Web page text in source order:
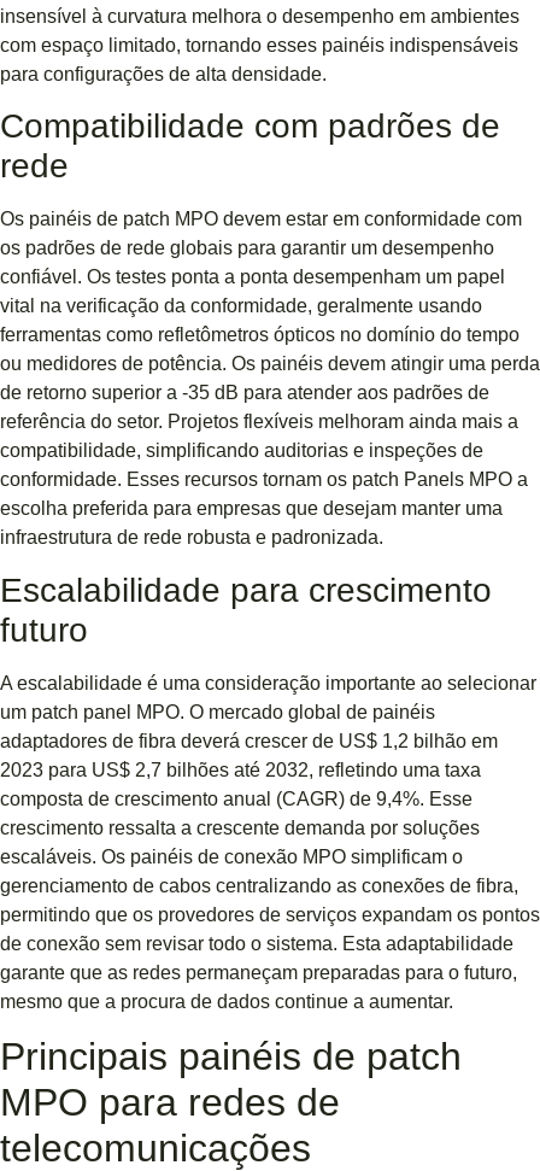
insensível à curvatura melhora o desempenho em ambientes
com espaço limitado, tornando esses painéis indispensáveis ​​
para configurações de alta densidade.
Compatibilidade com padrões de
rede
Os painéis de patch MPO devem estar em conformidade com
os padrões de rede globais para garantir um desempenho
confiável. Os testes ponta a ponta desempenham um papel
vital na verificação da conformidade, geralmente usando
ferramentas como refletômetros ópticos no domínio do tempo
ou medidores de potência. Os painéis devem atingir uma perda
de retorno superior a -35 dB para atender aos padrões de
referência do setor. Projetos flexíveis melhoram ainda mais a
compatibilidade, simplificando auditorias e inspeções de
conformidade. Esses recursos tornam os patch Panels MPO a
escolha preferida para empresas que desejam manter uma
infraestrutura de rede robusta e padronizada.
Escalabilidade para crescimento
futuro
A escalabilidade é uma consideração importante ao selecionar
um patch panel MPO. O mercado global de painéis
adaptadores de fibra deverá crescer de US$ 1,2 bilhão em
2023 para US$ 2,7 bilhões até 2032, refletindo uma taxa
composta de crescimento anual (CAGR) de 9,4%. Esse
crescimento ressalta a crescente demanda por soluções
escaláveis. Os painéis de conexão MPO simplificam o
gerenciamento de cabos centralizando as conexões de fibra,
permitindo que os provedores de serviços expandam os pontos
de conexão sem revisar todo o sistema. Esta adaptabilidade
garante que as redes permaneçam preparadas para o futuro,
mesmo que a procura de dados continue a aumentar.
Principais painéis de patch
MPO para redes de
telecomunicações